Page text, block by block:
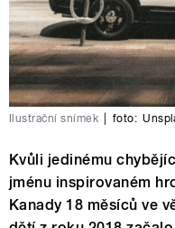
Ilustrační snímek foto:
Kvůli jedinému
jménu inspirovaném
Kanady 18 měsíců ve